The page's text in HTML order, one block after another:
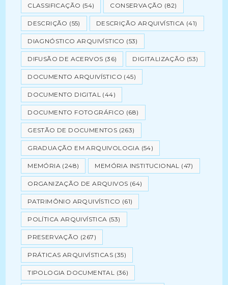
CLASSIFICAÇÃO (54) CONSERVAÇÃO (82)
DESCRIÇÃO (55) DESCRIÇÃO ARQUIVÍSTICA (41)
DIAGNÓSTICO ARQUIVÍSTICO (53)
DIFUSÃO DE ACERVOS (36) DIGITALIZAÇÃO (53)
DOCUMENTO ARQUIVÍSTICO (45)
DOCUMENTO DIGITAL (44)
DOCUMENTO FOTOGRÁFICO (68)
GESTÃO DE DOCUMENTOS (263)
GRADUAÇÃO EM ARQUIVOLOGIA (54)
MEMÓRIA (248) MEMÓRIA INSTITUCIONAL (47)
ORGANIZAÇÃO DE ARQUIVOS (64)
PATRIMÔNIO ARQUIVÍSTICO (61)
POLÍTICA ARQUIVÍSTICA (53)
PRESERVAÇÃO (267)
PRÁTICAS ARQUIVÍSTICAS (35)
TIPOLOGIA DOCUMENTAL (36)